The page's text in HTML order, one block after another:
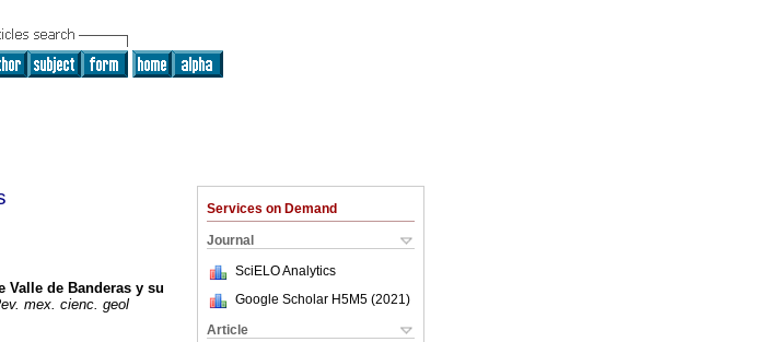
Services on Demand
Journal
SciELO Analytics
Google Scholar H5M5 (2021 )
Article
Valle de Banderas y su
mex. cienc. geol